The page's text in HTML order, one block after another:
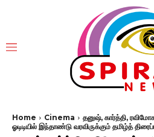
Home Cinema
தனுஷ், கார்த்தி,
ஓடிடியில் இந்தாண்டு வரவிருக்கும் தமிழ்த்